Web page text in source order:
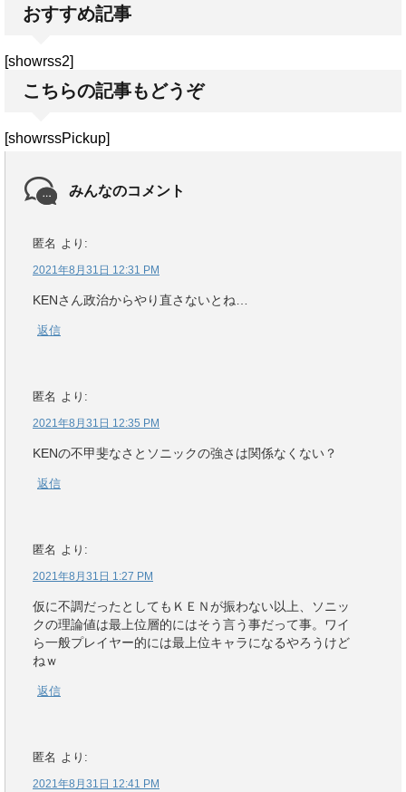
おすすめ記事
[showrss2]
こちらの記事もどうぞ
[showrssPickup]
みんなのコメント
匿名 より:
2021年8月31日 12:31 PM
KENさん政治からやり直さないとね…
返信
匿名 より:
2021年8月31日 12:35 PM
KENの不甲斐なさとソニックの強さは関係なくない？
返信
匿名 より:
2021年8月31日 1:27 PM
仮に不調だったとしてもＫＥＮが振わない以上、ソニッ
クの理論値は最上位層的にはそう言う事だって事。ワイ
ら一般プレイヤー的には最上位キャラになるやろうけど
ねｗ
返信
匿名 より:
2021年8月31日 12:41 PM